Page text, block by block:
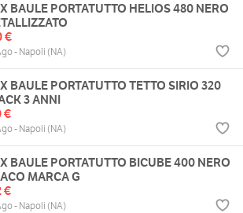
BAULE PORTATUTTO HELIOS 480 NERO
€
- Napoli (NA)
BAULE PORTATUTTO TETTO SIRIO 320
3 ANNI
€
- Napoli (NA)
BAULE PORTATUTTO BICUBE 400 NERO
MARCA G
€
- Napoli (NA)